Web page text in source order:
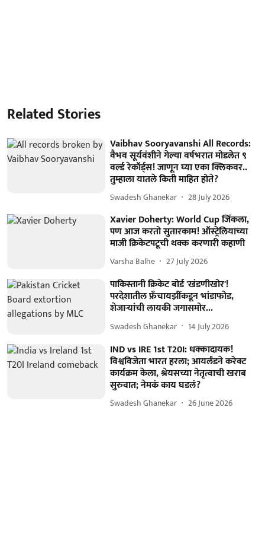
Related Stories
Vaibhav Sooryavanshi All Records:
वैभव सूर्यवंशीने गेल्या वर्षभरात मोडलेत ९
वर्ल्ड रेकॉर्ड्स! जाणून घ्या एका क्लिकवर..
तुम्हाला यातले किती माहित होते?
Swadesh Ghanekar 28 July 2026
Xavier Doherty: World Cup जिंकला,
पण आज करतो सुतारकाम! ऑस्ट्रेलियाच्या
माजी क्रिकेटपटूची थक्क करणारी कहाणी
Varsha Balhe 27 July 2026
पाकिस्तानी क्रिकेट बोर्ड 'खंडणीखोर'!
परदेशातील फ्रँचायझींकडून भांडाफोड,
शेजाऱ्यांची लायकी जगासमोर...
Swadesh Ghanekar 14 July 2026
IND vs IRE 1st T20I: धक्कादायक!
विश्वविजेता भारत हरला; आयर्लंडने करेक्ट
कार्यक्रम केला, श्रेयसच्या नेतृत्वाची खराब
सुरुवात; नेमकं काय घडलं?
Swadesh Ghanekar 26 June 2026